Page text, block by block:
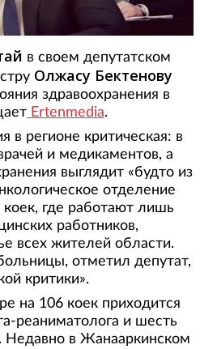
в своем депутатском
Олжасу Бектенову
здравоохранения в
Ertenmedia.
в регионе критическая: в
и медикаментов, а
выглядит «будто из
отделение
коек, где работают лишь
работников,
всех жителей области.
отметил депутат,
критики».
на 106 коек приходится
реаниматолога и шесть
Недавно в Жанааркинском